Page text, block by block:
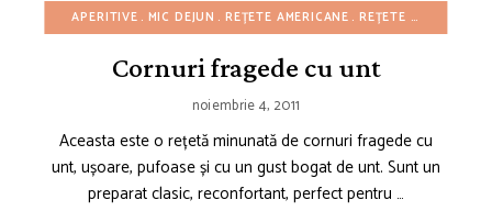
APERITIVE MIC DEJUN REȚETE AMERICANE REȚETE CU BUGET REDUS
Cornuri fragede cu unt
noiembrie 4, 2011
Aceasta este o rețetă minunată de cornuri fragede cu
unt, ușoare, pufoase și cu un gust bogat de unt. Sunt un
preparat clasic, reconfortant, perfect pentru …